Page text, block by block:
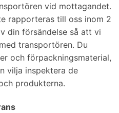
vid mottagandet.
rapporteras till oss inom 2
din försändelse så att vi
transportören. Du
och förpackningsmaterial,
vilja inspektera de
produkterna.